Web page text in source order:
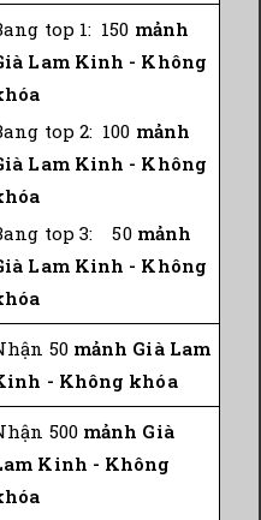
top 1: 150 mảnh
Lam Kinh - Không
top 2: 100 mảnh
Lam Kinh - Không
top 3: 50 mảnh
Lam Kinh - Không
50 mảnh Già Lam
- Không khóa
500mảnh Già
Kinh - Không